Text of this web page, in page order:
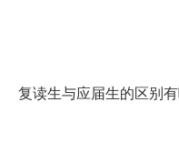
复读生与应届生的区别